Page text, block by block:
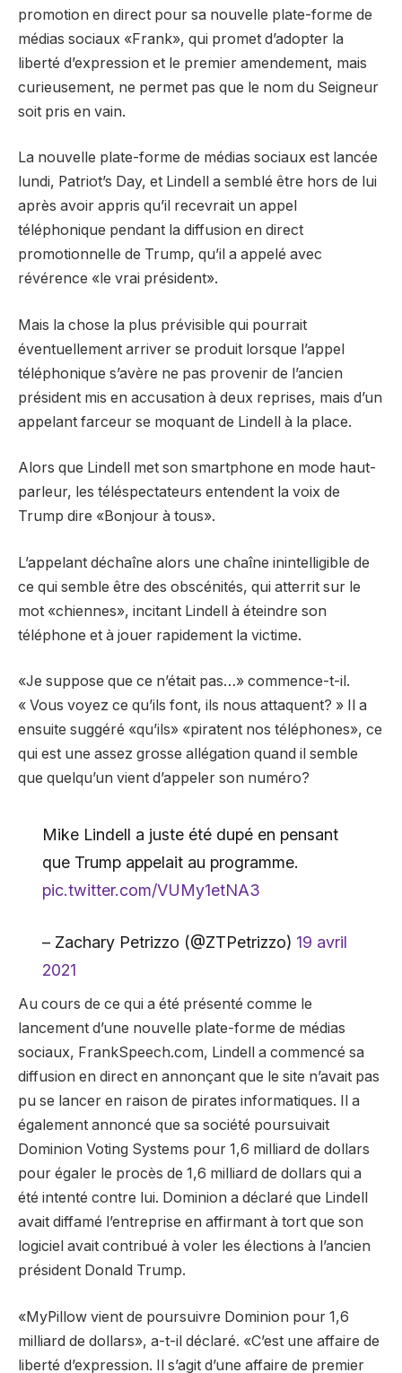
promotion en direct pour sa nouvelle plate-forme de
médias sociaux «Frank», qui promet d’adopter la
liberté d’expression et le premier amendement, mais
curieusement, ne permet pas que le nom du Seigneur
soit pris en vain.
La nouvelle plate-forme de médias sociaux est lancée
lundi, Patriot’s Day, et Lindell a semblé être hors de lui
après avoir appris qu’il recevrait un appel
téléphonique pendant la diffusion en direct
promotionnelle de Trump, qu’il a appelé avec
révérence «le vrai président».
Mais la chose la plus prévisible qui pourrait
éventuellement arriver se produit lorsque l’appel
téléphonique s’avère ne pas provenir de l’ancien
président mis en accusation à deux reprises, mais d’un
appelant farceur se moquant de Lindell à la place.
Alors que Lindell met son smartphone en mode haut-
parleur, les téléspectateurs entendent la voix de
Trump dire «Bonjour à tous».
L’appelant déchaîne alors une chaîne inintelligible de
ce qui semble être des obscénités, qui atterrit sur le
mot «chiennes», incitant Lindell à éteindre son
téléphone et à jouer rapidement la victime.
«Je suppose que ce n’était pas…» commence-t-il.
« Vous voyez ce qu’ils font, ils nous attaquent? » Il a
ensuite suggéré «qu’ils» «piratent nos téléphones», ce
qui est une assez grosse allégation quand il semble
que quelqu’un vient d’appeler son numéro?
Mike Lindell a juste été dupé en pensant
que Trump appelait au programme.
pic.twitter.com/VUMy1etNA3
– Zachary Petrizzo (@ZTPetrizzo) 19 avril
2021
Au cours de ce qui a été présenté comme le
lancement d’une nouvelle plate-forme de médias
sociaux, FrankSpeech.com, Lindell a commencé sa
diffusion en direct en annonçant que le site n’avait pas
pu se lancer en raison de pirates informatiques. Il a
également annoncé que sa société poursuivait
Dominion Voting Systems pour 1,6 milliard de dollars
pour égaler le procès de 1,6 milliard de dollars qui a
été intenté contre lui. Dominion a déclaré que Lindell
avait diffamé l’entreprise en affirmant à tort que son
logiciel avait contribué à voler les élections à l’ancien
président Donald Trump.
«MyPillow vient de poursuivre Dominion pour 1,6
milliard de dollars», a-t-il déclaré. «C’est une affaire de
liberté d’expression. Il s’agit d’une affaire de premier